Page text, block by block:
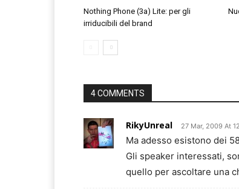
Nothing Phone (3a) Lite: per gli
irriducibili del brand
4 COMMENTS
RikyUnreal 27 Mar, 2009 At
Ma adesso esistono dei
Gli speaker interessati,
quello per ascoltare una